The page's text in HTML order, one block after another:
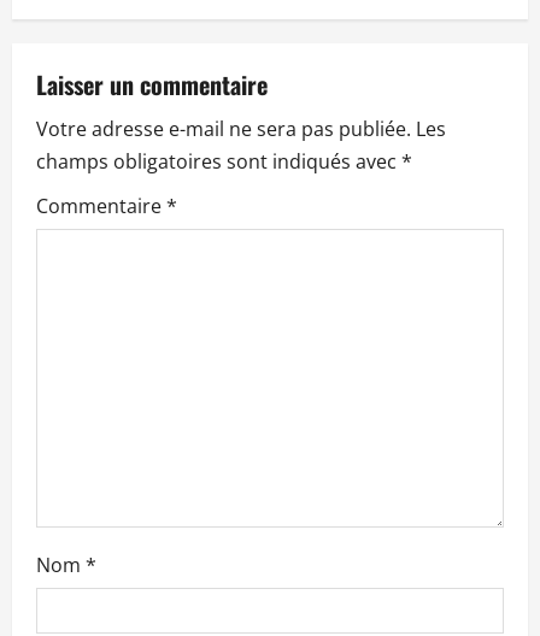
i
o
n
i
c
Laisser un commentaire
Votre adresse e-mail ne sera pas publiée. Les
champs obligatoires sont indiqués avec *
Commentaire*
Nom *